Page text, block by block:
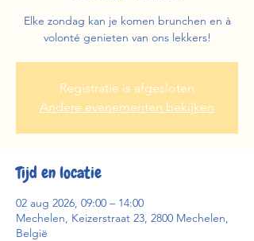
Elke zondag kan je komen brunchen en à
volonté genieten van ons lekkers!
Registratie is afgesloten
Andere evenementen bekijken
Tijd en locatie
02 aug 2026, 09:00 – 14:00
Mechelen, Keizerstraat 23, 2800 Mechelen,
België